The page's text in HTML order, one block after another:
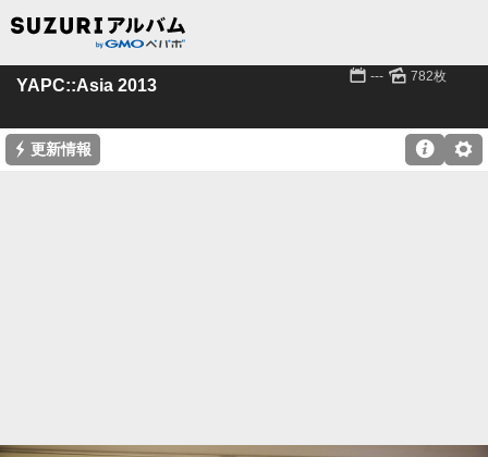
YAPC::Asia 2013 📅 --- 🌄 782枚
⚡ 更新情報 ⚙
